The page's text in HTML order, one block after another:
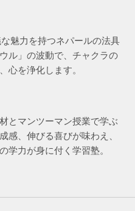
魅力を持つネパールの法具
ル」の波動で、チャクラの
心を浄化します。
とマンツーマン授業で学ぶ
感、伸びる喜びが味わえ、
学力が身に付く学習塾。